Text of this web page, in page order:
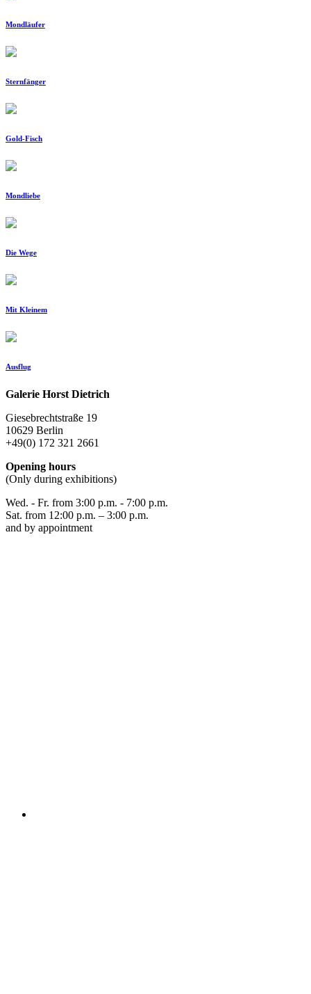
Mondläufer
Sternfänger
Gold-Fisch
Mondliebe
Die Wege
Mit Kleinem
Ausflug
Galerie Horst Dietrich
Giesebrechtstraße 19
10629 Berlin
+49(0) 172 321 2661
Opening hours
(Only during exhibitions)
Wed. - Fr. from 3:00 p.m. - 7:00 p.m.
Sat. from 12:00 p.m. – 3:00 p.m.
and by appointment